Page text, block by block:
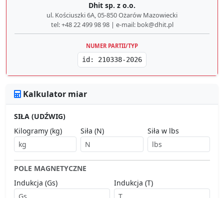
Dhit sp. z o.o.
ul. Kościuszki 6A, 05-850 Ożarów Mazowiecki
tel: +48 22 499 98 98 | e-mail: bok@dhit.pl
NUMER PARTII/TYP
id: 210338-2026
Kalkulator miar
SIŁA (UDŹWIG)
Kilogramy (kg)
Siła (N) Siła w lbs
POLE MAGNETYCZNE
Indukcja (Gs)
Indukcja (T)